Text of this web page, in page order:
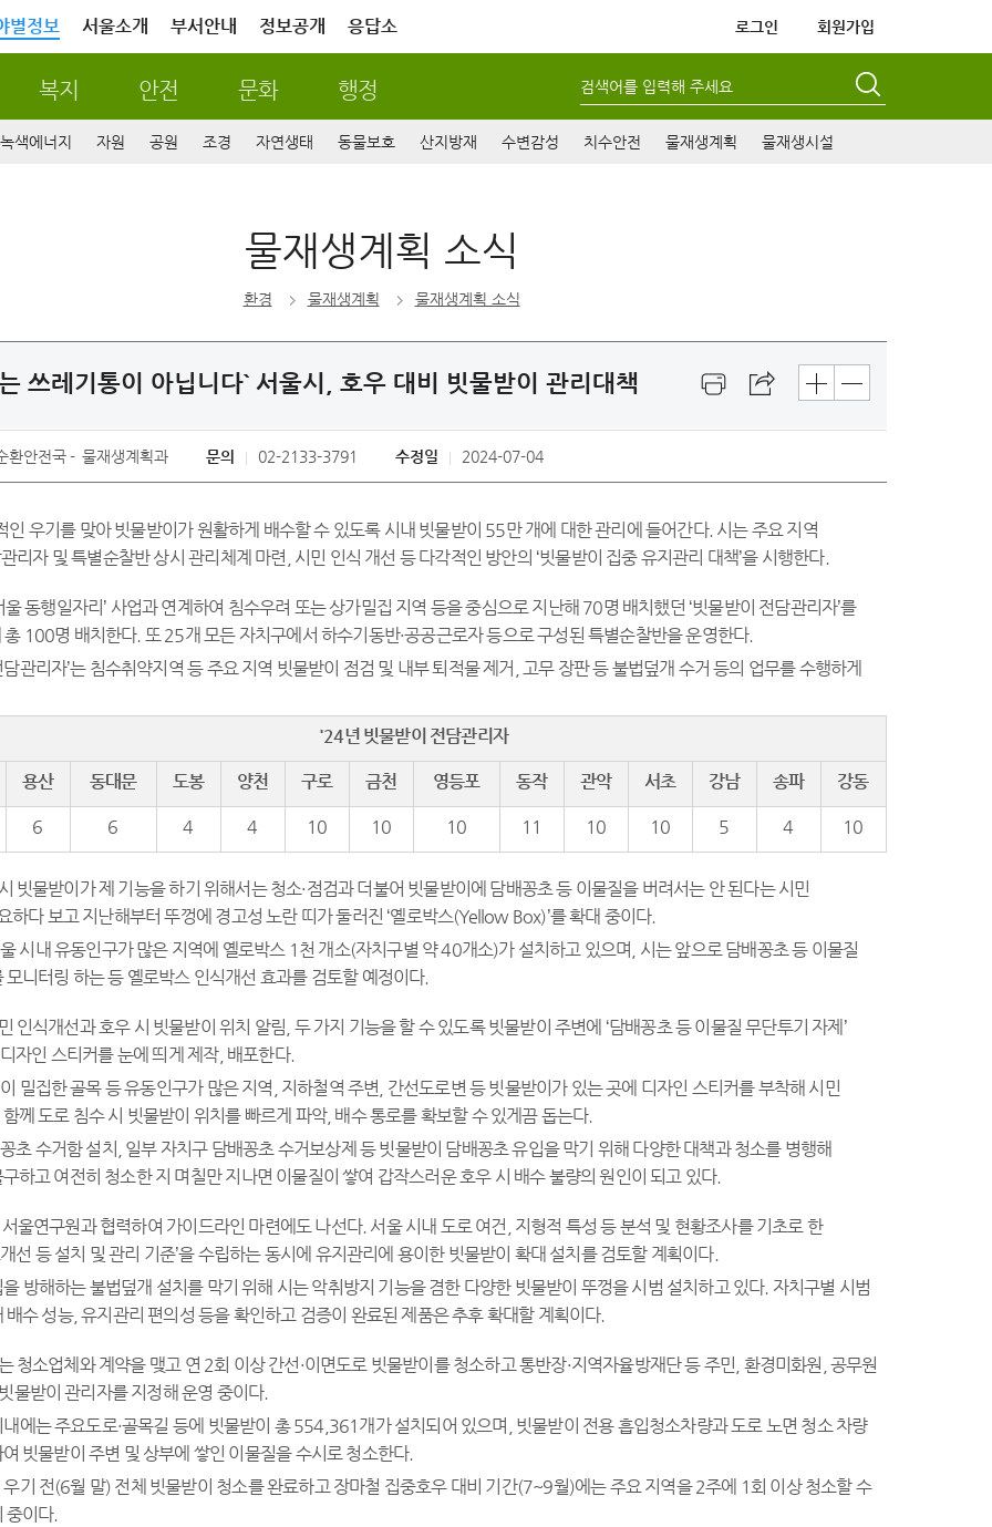
별정보 서울소개 부서안내 정보공개 응답소 로그인 회원가입
복지 안전 문화 행정 검색어를 입력해 주세요
녹색에너지 자원 공원 조경 자연생태 동물보호 산지방재 수변감성 치수안전 물재생계획 물재생시설
물재생계획 소식
환경 물재생계획 물재생계획 소식
쓰레기통이 아닙니다` 서울시, 호우 대비 빗물받이 관리대책
환안전국 물재생계획과 문의 02-2133-3791 수정일 2024-07-04
우기를 맞아 빗물받이가 원활하게 배수할 수 있도록 시내 빗물받이 55만 개에 대한 관리에 들어간다. 시는 주요 지역
리자 및 특별순찰반 상시 관리체계 마련, 시민 인식 개선 등 다각적인 방안의 ‘빗물받이 집중 유지관리 대책’을 시행한다.
동행일자리’ 사업과 연계하여 침수우려 또는 상가밀집 지역 등을 중심으로 지난해 70명 배치했던 ‘빗물받이 전담관리자’를
100명 배치한다. 또 25개 모든 자치구에서 하수기동반·공공근로자 등으로 구성된 특별순찰반을 운영한다.
관리자’는 침수취약지역 등 주요 지역 빗물받이 점검 및 내부 퇴적물 제거, 고무 장판 등 불법덮개 수거 등의 업무를 수행하게
'24년 빗물받이 전담관리자
용산 동대문 도봉 양천 구로 금천 영등포 동작 관악 서초 강남 송파 강동
6 6 4 4 10 10 10 11 10 10 5 4 10
빗물받이가 제 기능을 하기 위해서는 청소·점검과 더불어 빗물받이에 담배꽁초 등 이물질을 버려서는 안 된다는 시민
하다 보고 지난해부터 뚜껑에 경고성 노란 띠가 둘러진 ‘옐로박스(Yellow Box)’를 확대 중이다.
시내 유동인구가 많은 지역에 옐로박스 1천 개소(자치구별 약 40개소)가 설치하고 있으며, 시는 앞으로 담배꽁초 등 이물질
모니터링 하는 등 옐로박스 인식개선 효과를 검토할 예정이다.
인식개선과 호우 시 빗물받이 위치 알림, 두 가지 기능을 할 수 있도록 빗물받이 주변에 ‘담배꽁초 등 이물질 무단투기 자제’
자인 스티커를 눈에 띄게 제작, 배포한다.
밀집한 골목 등 유동인구가 많은 지역, 지하철역 주변, 간선도로변 등 빗물받이가 있는 곳에 디자인 스티커를 부착해 시민
께 도로 침수 시 빗물받이 위치를 빠르게 파악, 배수 통로를 확보할 수 있게끔 돕는다.
초 수거함 설치, 일부 자치구 담배꽁초 수거보상제 등 빗물받이 담배꽁초 유입을 막기 위해 다양한 대책과 청소를 병행해
하고 여전히 청소한 지 며칠만 지나면 이물질이 쌓여 갑작스러운 호우 시 배수 불량의 원인이 되고 있다.
울연구원과 협력하여 가이드라인 마련에도 나선다. 서울 시내 도로 여건, 지형적 특성 등 분석 및 현황조사를 기초로 한
선 등 설치 및 관리 기준’을 수립하는 동시에 유지관리에 용이한 빗물받이 확대 설치를 검토할 계획이다.
방해하는 불법덮개 설치를 막기 위해 시는 악취방지 기능을 겸한 다양한 빗물받이 뚜껑을 시범 설치하고 있다. 자치구별 시범
배수 성능, 유지관리 편의성 등을 확인하고 검증이 완료된 제품은 추후 확대할 계획이다.
청소업체와 계약을 맺고 연 2회 이상 간선·이면도로 빗물받이를 청소하고 통반장·지역자율방재단 등 주민, 환경미화원, 공무원
물받이 관리자를 지정해 운영 중이다.
에는 주요도로·골목길 등에 빗물받이 총 554,361개가 설치되어 있으며, 빗물받이 전용 흡입청소차량과 도로 노면 청소 차량
빗물받이 주변 및 상부에 쌓인 이물질을 수시로 청소한다.
기 전(6월 말) 전체 빗물받이 청소를 완료하고 장마철 집중호우 대비 기간(7~9월)에는 주요 지역을 2주에 1회 이상 청소할 수
중이다.